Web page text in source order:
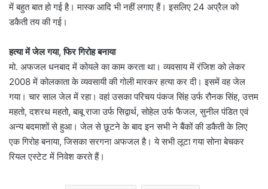
में बहुत बात हो गई है। मास्क आदि भी नहीं लगाए हैं। इसलिए 24 अप्रैल को
डकैती तय की गई।
हत्या में जेल गया, फिर गिरोह बनाया
मो. अफजल धनबाद में कोयले का काम करता था। व्यवसाय में रंजिश को लेकर
2008 में कोलकाता के व्यवसायी की गोली मारकर हत्या कर दी। इसमें वह जेल
गया। चार साल जेल में रहा। वहां उसका परिचय पंकज सिंह उर्फ रौनक सिंह, उत्तम
महतो, दशरथ महतो, बाबू राजा उर्फ सिद्वार्थ, सोहेल उर्फ फैजल, सुनील पंडित एवं
अन्य बदमाशों से हुआ। जेल से छूटने के बाद इन सभी ने बैंकों की डकैती के लिए
एक गिरोह बनाया, जिसका सरगना अफजल है। ये सभी लूटा गया सोना बेचकर
रियल एस्टेट में निवेश करते हैं।